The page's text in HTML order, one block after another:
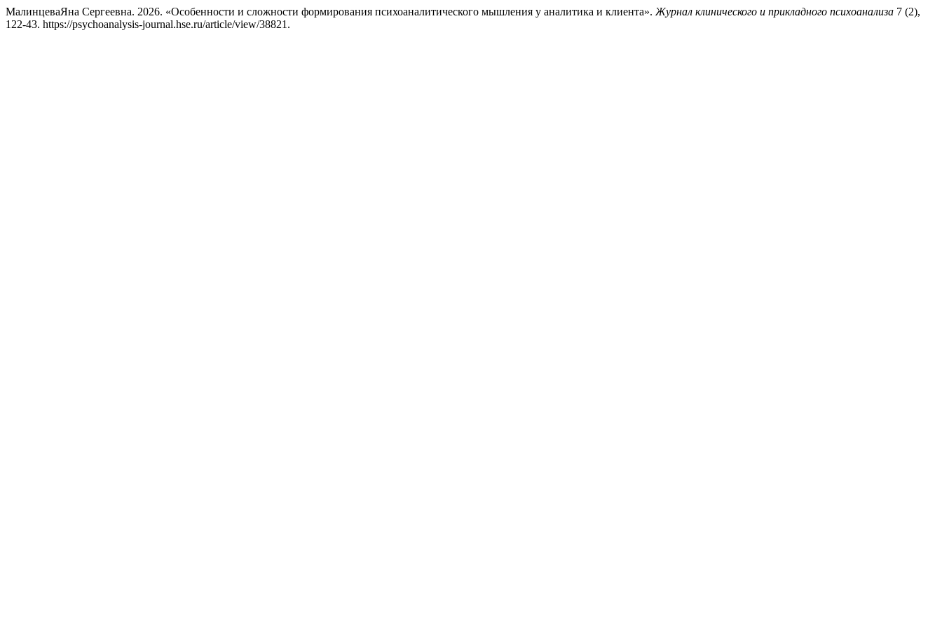
МалинцеваЯна Сергеевна. 2026. «Особенности и сложности формирования психоаналитического мышления у аналитика и клиента». Журнал клинического и прикладного психоанализа 7 (2),
122-43. https://psychoanalysis-journal.hse.ru/article/view/38821.